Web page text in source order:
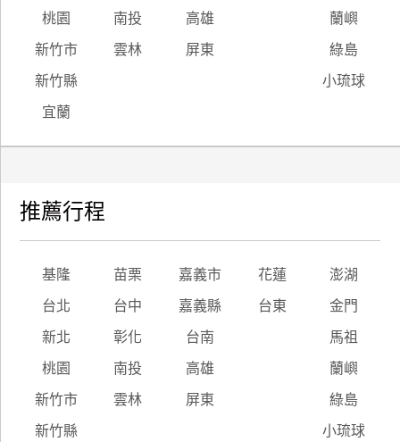
桃園 南投 高雄 蘭嶼
新竹市 雲林 屏東 綠島
新竹縣 小琉球
宜蘭
推薦行程
基隆 苗栗 嘉義市 花蓮 澎湖
台北 台中 嘉義縣 台東 金門
新北 彰化 台南 馬祖
桃園 南投 高雄 蘭嶼
新竹市 雲林 屏東 綠島
新竹縣 小琉球